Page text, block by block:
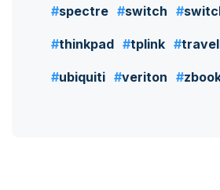
spectre switch
thinkpad tplink
ubiquiti veriton